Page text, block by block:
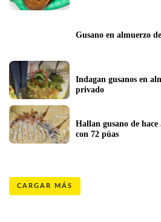
Gusano en almuerzo
Indagan gusanos en
privado
Hallan gusano de
con 72 púas
CARGAR MÁS